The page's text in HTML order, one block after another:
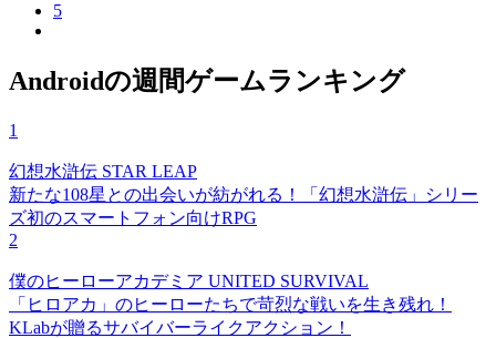
5
Androidの週間ゲームランキング
1
幻想水滸伝 STAR LEAP
新たな108星との出会いが紡がれる！「幻想水滸伝」シリー
ズ初のスマートフォン向けRPG
2
僕のヒーローアカデミア UNITED SURVIVAL
「ヒロアカ」のヒーローたちで苛烈な戦いを生き残れ！
KLabが贈るサバイバーライクアクション！